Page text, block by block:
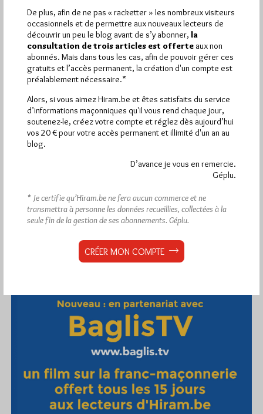
17h heure locale…
DansDivers 1 commentaire
Hier vendredi 7 août 2026, Hiram.be a reçu1 864
visiteset3 133 pagesont été lues (Source :
Pirsch.io)
Quels sont les articles les plus lus du blog ?
De plus, afin de ne pas « racketter » les nombreux visiteurs
occasionnels et de permettre aux nouveaux lecteurs de
découvrir un peu le blog avant de s’y abonner, la
consultation de trois articles est offerte aux non
abonnés. Mais dans tous les cas, afin de pouvoir gérer ces
gratuits et l’accès permanent, la création d'un compte est
préalablement nécessaire.*
Alors, si vous aimez Hiram.be et êtes satisfaits du service
d’informations maçonniques qu'il vous rend chaque jour,
soutenez-le, créez votre compte et réglez dès aujourd’hui
vos 20 € pour votre accès permanent et illimité d'un an au
blog.
D’avance je vous en remercie.
Géplu.
* Je certifie qu’Hiram.be ne fera aucun commerce et ne
transmettra à personne les données recueillies, collectées à la
seule fin de la gestion de ses abonnements. Géplu.
CRÉER MON COMPTE